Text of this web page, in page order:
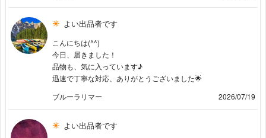
よい出品者です
こんにちは(⁠^⁠^⁠)
今日、届きました！
品物も、気に入っています♪
迅速で丁寧な対応、ありがとうございました🌟
ブルーラリマー
2026/07/19
よい出品者です